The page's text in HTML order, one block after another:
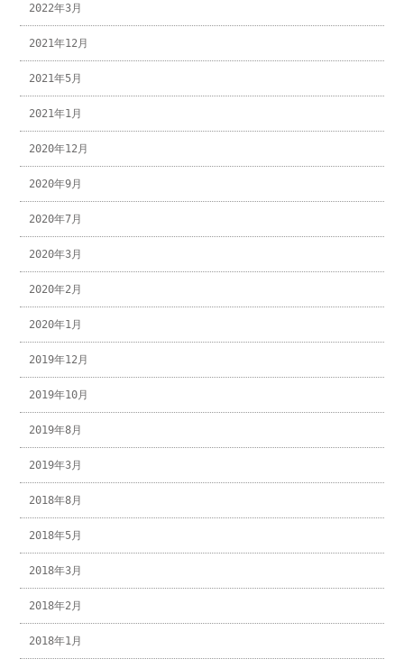
2022年3月
2021年12月
2021年5月
2021年1月
2020年12月
2020年9月
2020年7月
2020年3月
2020年2月
2020年1月
2019年12月
2019年10月
2019年8月
2019年3月
2018年8月
2018年5月
2018年3月
2018年2月
2018年1月